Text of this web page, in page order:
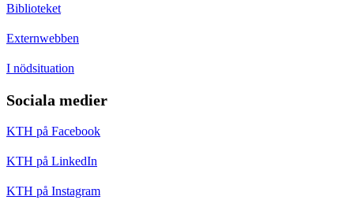
Biblioteket
Externwebben
I nödsituation
Sociala medier
KTH på Facebook
KTH på LinkedIn
KTH på Instagram